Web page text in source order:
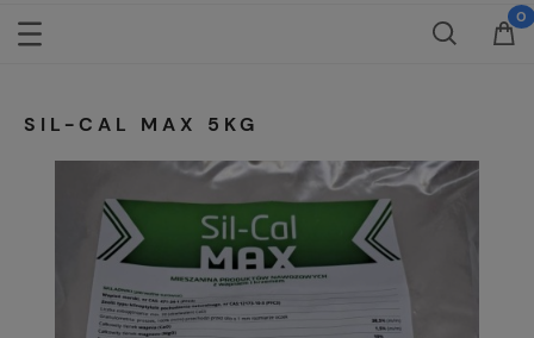
SIL-CAL MAX 5KG